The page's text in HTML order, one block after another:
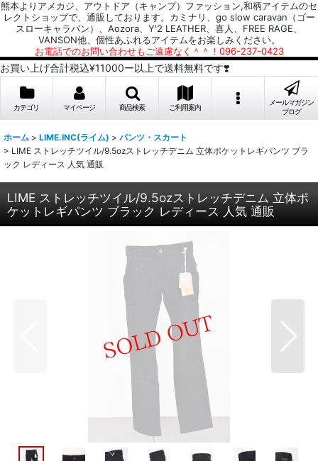
熊本よりアメカジ、アウトドア（キャンプ）ファッション,和柄アイテムのセ
レクトショップで、通販しております。カミナリ、go slow caravan（ゴー
スローキャラバン）、Aozora、Y'2 LEATHER、喜人、FREE RAGE、
VANSON他、個性あふれるアイテムをお楽しみください。
お電話でのお問い合わせもご遠慮なく＾＾！096-237-0423
お買い上げ合計税込¥11000ー以上で送料無料です❣️
カテゴリ マイページ 商品検索 ご利用案内
メールマガジン
ブログ
ホーム > LIME.INC(ライム) > パンツ・スカート
> LIME ストレッチツイル/9.5ozストレッチデニム 立体ポケットレギパンツ ブラ
ック レディース 人気 通販
LIME ストレッチツイル/9.5ozストレッチデニム 立体ポ
ケットレギパンツ ブラック レディース 人気 通販